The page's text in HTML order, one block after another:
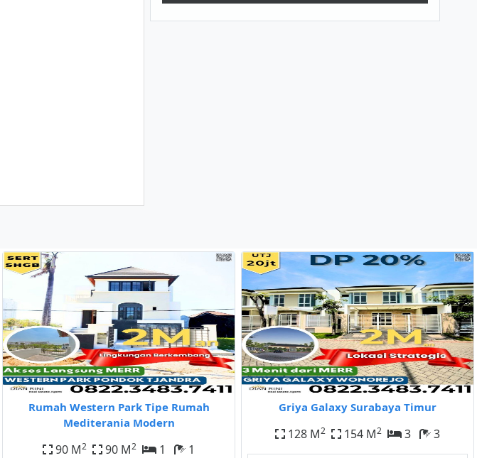
Rumah Western Park Tipe Rumah
Mediterania Modern
90 M2 90 M2 1 1
Griya Galaxy Surabaya Timur
128 M2 154 M2 3 3